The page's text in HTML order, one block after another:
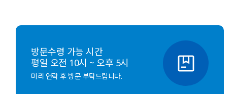
방문수령 가능 시간
평일 오전 10시 ~ 오후 5시
미리 연락 후 방문 부탁드립니다.